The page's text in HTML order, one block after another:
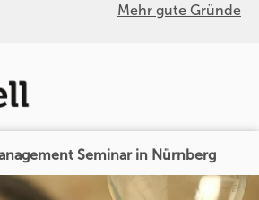
Mehr gute Gründe
Seminar in Nürnberg